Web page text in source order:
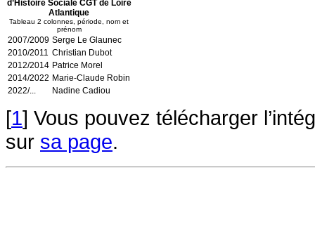
d’Histoire Sociale CGT de Loire
Atlantique
Tableau 2 colonnes, période, nom et
prénom
2007/2009 Serge Le Glaunec
2010/2011 Christian Dubot
2012/2014 Patrice Morel
2014/2022 Marie-Claude Robin
2022/...
Nadine Cadiou
[1] Vous pouvez télécharger
sur sa page.